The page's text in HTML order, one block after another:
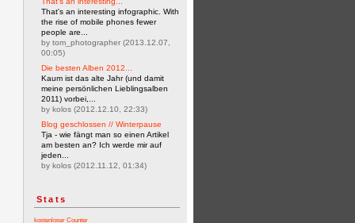
That's an interesting infographic. With
the rise of mobile phones fewer
people are...
by tom_photographer (2013.12.07,
00:05)
Die besten Alben 2012...
Kaum ist das alte Jahr (und damit
meine persönlichen Lieblingsalben
2011) vorbei,...
by kolos (2012.12.10, 22:33)
Blog geschlossen // Winterpause
Tja - wie fängt man so einen Artikel
am besten an? Ich werde mir auf
jeden...
by kolos (2012.11.12, 01:34)
Stats
kostenloser Counter